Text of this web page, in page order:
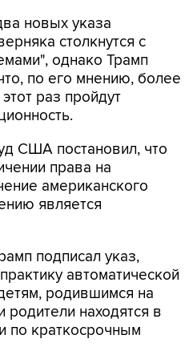
новых указа
столкнутся с
однако Трамп
по его мнению, более
раз пройдут
США постановил, что
права на
американского
является
подписал указ,
автоматической
родившимся на
находятся в
по краткосрочным